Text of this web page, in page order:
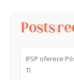
Posts
IFSP oferece
TI